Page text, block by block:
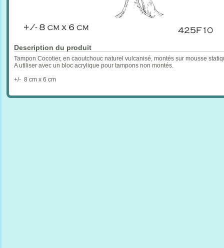
Description du produit
Tampon Cocotier, en caoutchouc naturel vulcanisé, montés sur mousse
A utiliser avec un bloc acrylique pour tampons non montés.
+/- 8 cm x 6 cm